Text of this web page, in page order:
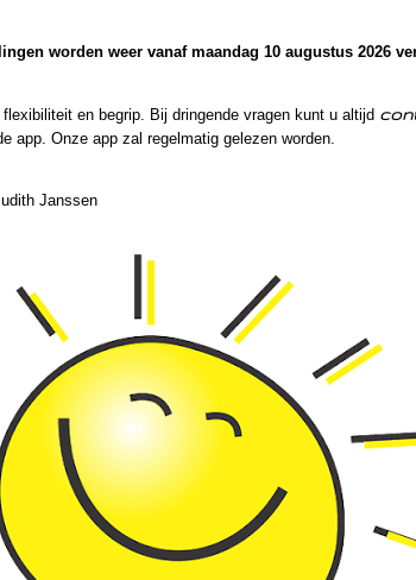
€ 19,50
✓ Op voorraad
Omschrijving
Wandel knapzak Roerdalen
De paden op de lanen in met deze mooie echt
Roerdalen. Een echte ouderwetse boeren
met een aantal heerlijke,
loopwol uit Limburg en een wandelkaart van de
origineel en echt Limburgs cadeau voor de
Inhoud wandel knapzak
worden weer vanaf maandag 10 augustus 2026
en begrip. Bij dringende vragen kunt u altijd
app. Onze app zal regelmatig gelezen worden.
Janssen